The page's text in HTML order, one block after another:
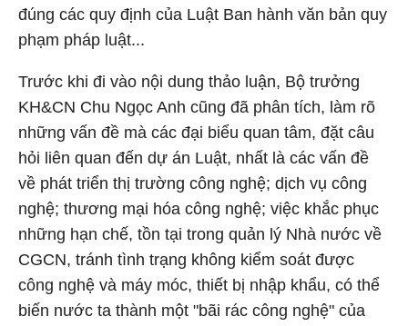
đúng các quy định của Luật Ban hành văn bản quy
phạm pháp luật...
Trước khi đi vào nội dung thảo luận, Bộ trưởng
KH&CN Chu Ngọc Anh cũng đã phân tích, làm rõ
những vấn đề mà các đại biểu quan tâm, đặt câu
hỏi liên quan đến dự án Luật, nhất là các vấn đề
về phát triển thị trường công nghệ; dịch vụ công
nghệ; thương mại hóa công nghệ; việc khắc phục
những hạn chế, tồn tại trong quản lý Nhà nước về
CGCN, tránh tình trạng không kiểm soát được
công nghệ và máy móc, thiết bị nhập khẩu, có thể
biến nước ta thành một "bãi rác công nghệ" của